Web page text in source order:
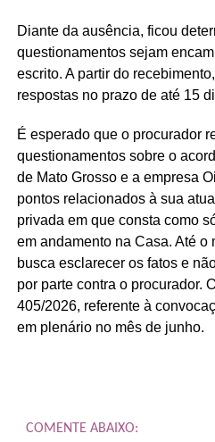
Diante da ausência, ficou
questionamentos sejam
escrito. A partir do
respostas no prazo de até 15
É esperado que o procurador
questionamentos sobre o
de Mato Grosso e a empresa
pontos relacionados à sua
privada em que consta como
em andamento na Casa. Até o
busca esclarecer os fatos e
por parte contra o procurador.
405/2026, referente à
em plenário no mês de junho.
COMENTE ABAIXO: